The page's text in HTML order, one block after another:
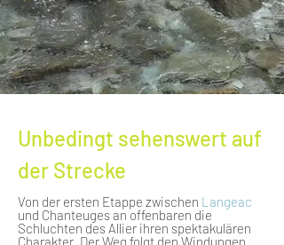
Unbedingt sehenswert auf
der Strecke
Von der ersten Etappe zwischen Langeac
und Chanteuges an offenbaren die
Schluchten des Allier ihren spektakulären
Charakter. Der Weg folgt den Windungen